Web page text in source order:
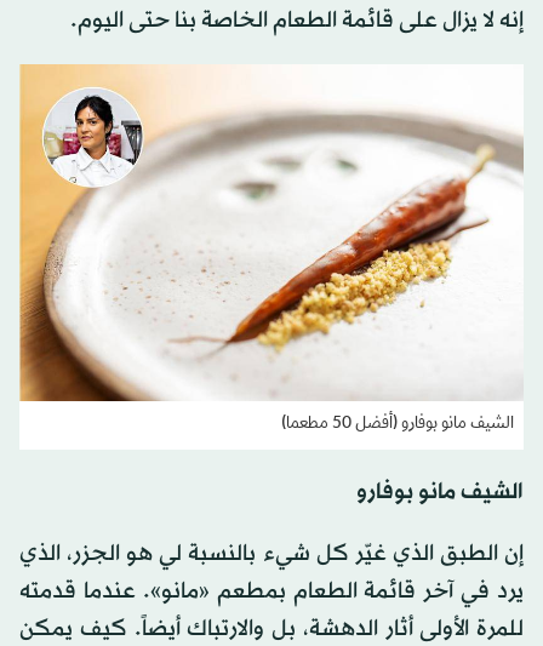
إنه لا يزال على قائمة الطعام الخاصة بنا حتى اليوم.
الشيف مانو بوفارو (أفضل 50 مطعما)
الشيف مانو بوفارو
إن الطبق الذي غيّر كل شيء بالنسبة لي هو الجزر، الذي
يرد في آخر قائمة الطعام بمطعم «مانو». عندما قدمته
للمرة الأولى أثار الدهشة، بل والارتباك أيضاً. كيف يمكن